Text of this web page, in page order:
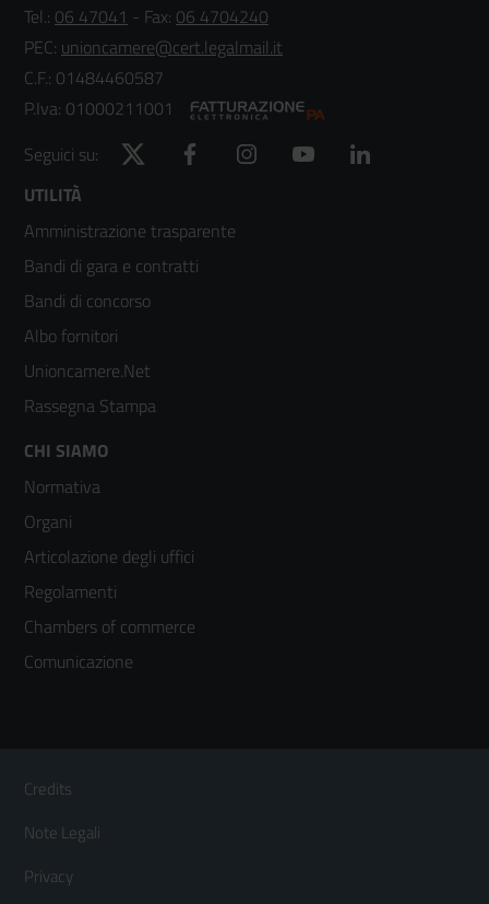
Tel.: 06 47041 - Fax: 06 4704240
PEC: unioncamere@cert.legalmail.it
C.F.: 01484460587
P.Iva: 01000211001
Seguici su:
Twitter Facebook Instagram YouTube
Footer
menù
colonna
2
UTILITÀ
Amministrazione trasparente
Bandi di gara e contratti
Bandi di concorso
Albo fornitori
Unioncamere.Net
Rassegna Stampa
Footer
menù
colonna
3
CHI SIAMO
Normativa
Organi
Articolazione degli uffici
Regolamenti
Chambers of commerce
Comunicazione
Footer
Menù
orizzontale
Credits
Note Legali
Privacy